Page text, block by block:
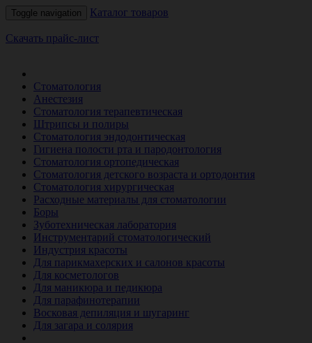
Toggle navigation Каталог товаров
Скачать прайс-лист
Стоматология
Анестезия
Стоматология терапевтическая
Штрипсы и полиры
Стоматология эндодонтическая
Гигиена полости рта и пародонтология
Стоматология ортопедическая
Стоматология детского возраста и ортодонтия
Стоматология хирургическая
Расходные материалы для стоматологии
Боры
Зуботехническая лаборатория
Инструментарий стоматологический
Индустрия красоты
Для парикмахерских и салонов красоты
Для косметологов
Для маникюра и педикюра
Для парафинотерапии
Восковая депиляция и шугаринг
Для загара и солярия